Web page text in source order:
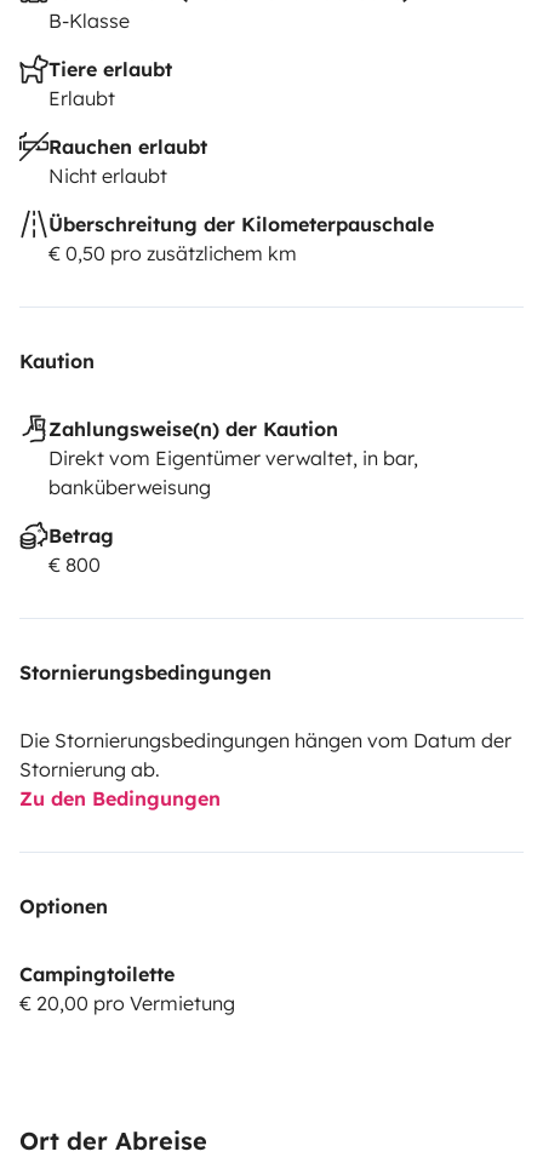
B-Klasse
Tiere erlaubt
Erlaubt
Rauchen erlaubt
Nicht erlaubt
Überschreitung der Kilometerpauschale
€ 0,50 pro zusätzlichem km
Kaution
Zahlungsweise(n) der Kaution
Direkt vom Eigentümer verwaltet, in bar,
banküberweisung
Betrag
€ 800
Stornierungsbedingungen
Die Stornierungsbedingungen hängen vom Datum der
Stornierung ab.
Zu den Bedingungen
Optionen
Campingtoilette
€ 20,00 pro Vermietung
Ort der Abreise